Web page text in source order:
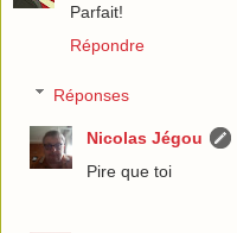
Parfait!
Répondre
Réponses
Nicolas Jégou
Pire que toi